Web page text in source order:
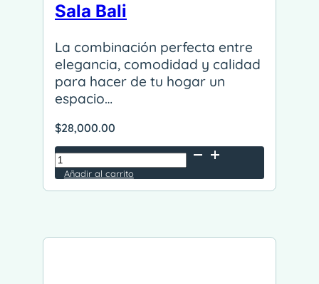
Sala Bali
La combinación perfecta entre
elegancia, comodidad y calidad
para hacer de tu hogar un
espacio…
$28,000.00
Sala
Bali
cantidad
Añadir al carrito